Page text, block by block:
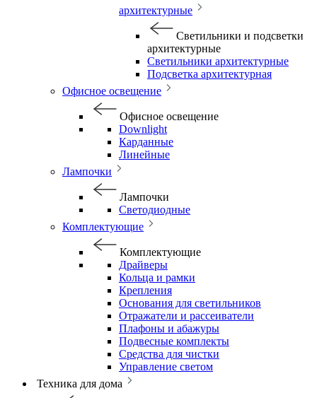
архитектурные
Светильники и подсветки
архитектурные
Светильники архитектурные
Подсветка архитектурная
Офисное освещение
Офисное освещение
Downlight
Карданные
Линейные
Лампочки
Лампочки
Светодиодные
Комплектующие
Комплектующие
Драйверы
Кольца и рамки
Крепления
Основания для светильников
Отражатели и рассеиватели
Плафоны и абажуры
Подвесные комплекты
Средства для чистки
Управление светом
Техника для дома